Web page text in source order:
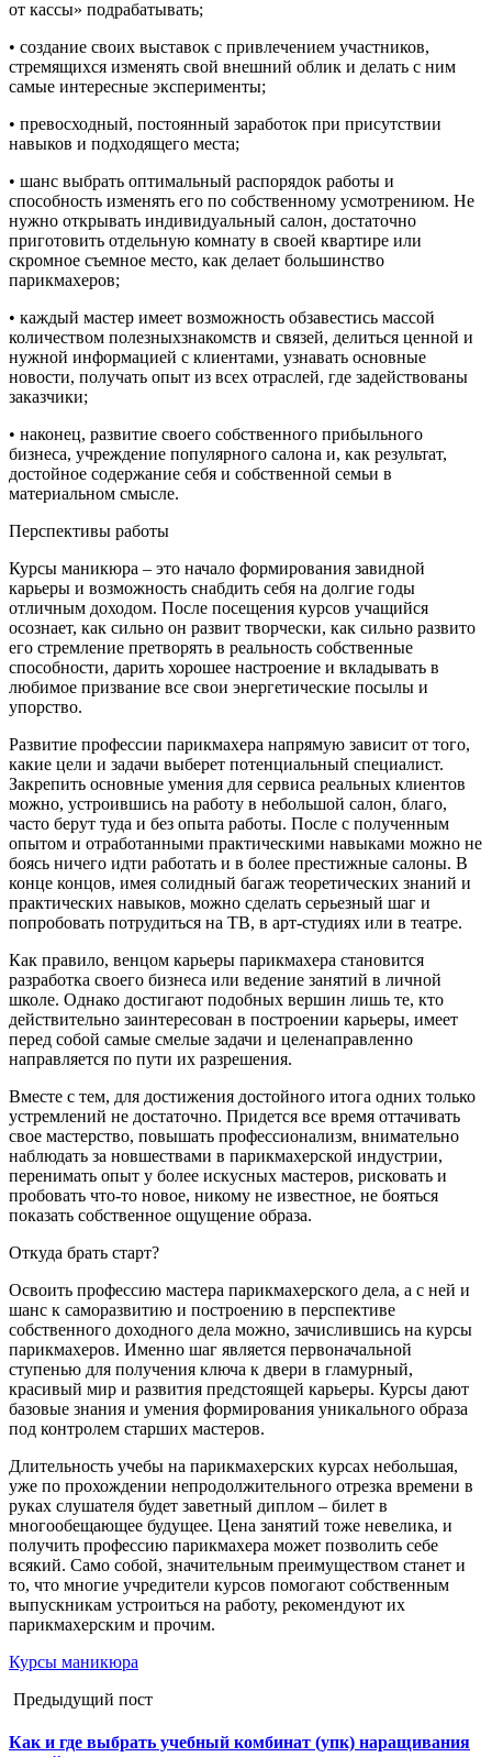
от кассы» подрабатывать;
• создание своих выставок с привлечением участников,
стремящихся изменять свой внешний облик и делать с ним
самые интересные эксперименты;
• превосходный, постоянный заработок при присутствии
навыков и подходящего места;
• шанс выбрать оптимальный распорядок работы и
способность изменять его по собственному усмотрениюм. Не
нужно открывать индивидуальный салон, достаточно
приготовить отдельную комнату в своей квартире или
скромное съемное место, как делает большинство
парикмахеров;
• каждый мастер имеет возможность обзавестись массой
количеством полезныхзнакомств и связей, делиться ценной и
нужной информацией с клиентами, узнавать основные
новости, получать опыт из всех отраслей, где задействованы
заказчики;
• наконец, развитие своего собственного прибыльного
бизнеса, учреждение популярного салона и, как результат,
достойное содержание себя и собственной семьи в
материальном смысле.
Перспективы работы
Курсы маникюра – это начало формирования завидной
карьеры и возможность снабдить себя на долгие годы
отличным доходом. После посещения курсов учащийся
осознает, как сильно он развит творчески, как сильно развито
его стремление претворять в реальность собственные
способности, дарить хорошее настроение и вкладывать в
любимое призвание все свои энергетические посылы и
упорство.
Развитие профессии парикмахера напрямую зависит от того,
какие цели и задачи выберет потенциальный специалист.
Закрепить основные умения для сервиса реальных клиентов
можно, устроившись на работу в небольшой салон, благо,
часто берут туда и без опыта работы. После с полученным
опытом и отработанными практическими навыками можно не
боясь ничего идти работать и в более престижные салоны. В
конце концов, имея солидный багаж теоретических знаний и
практических навыков, можно сделать серьезный шаг и
попробовать потрудиться на ТВ, в арт-студиях или в театре.
Как правило, венцом карьеры парикмахера становится
разработка своего бизнеса или ведение занятий в личной
школе. Однако достигают подобных вершин лишь те, кто
действительно заинтересован в построении карьеры, имеет
перед собой самые смелые задачи и целенаправленно
направляется по пути их разрешения.
Вместе с тем, для достижения достойного итога одних только
устремлений не достаточно. Придется все время оттачивать
свое мастерство, повышать профессионализм, внимательно
наблюдать за новшествами в парикмахерской индустрии,
перенимать опыт у более искусных мастеров, рисковать и
пробовать что-то новое, никому не известное, не бояться
показать собственное ощущение образа.
Откуда брать старт?
Освоить профессию мастера парикмахерского дела, а с ней и
шанс к саморазвитию и построению в перспективе
собственного доходного дела можно, зачислившись на курсы
парикмахеров. Именно шаг является первоначальной
ступенью для получения ключа к двери в гламурный,
красивый мир и развития предстоящей карьеры. Курсы дают
базовые знания и умения формирования уникального образа
под контролем старших мастеров.
Длительность учебы на парикмахерских курсах небольшая,
уже по прохождении непродолжительного отрезка времени в
руках слушателя будет заветный диплом – билет в
многообещающее будущее. Цена занятий тоже невелика, и
получить профессию парикмахера может позволить себе
всякий. Само собой, значительным преимуществом станет и
то, что многие учредители курсов помогают собственным
выпускникам устроиться на работу, рекомендуют их
парикмахерским и прочим.
Курсы маникюра
Предыдущий пост
Как и где выбрать учебный комбинат (упк) наращивания